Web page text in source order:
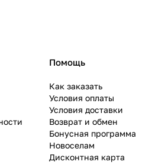
Помощь
Как заказать
Условия оплаты
Условия доставки
Возврат и обмен
Бонусная программа
Новоселам
Дисконтная карта